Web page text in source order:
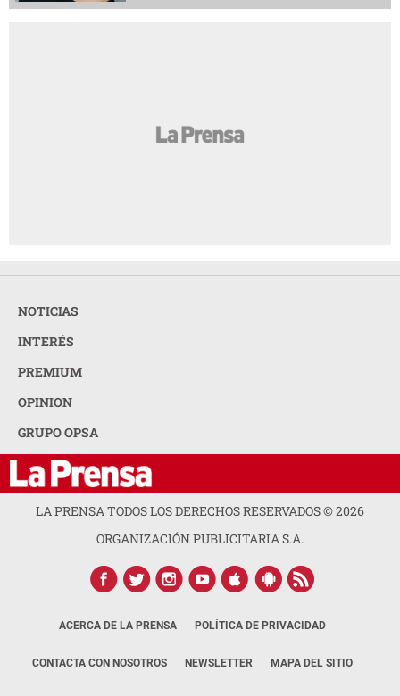
NOTICIAS
INTERÉS
PREMIUM
OPINION
GRUPO OPSA
LA PRENSA TODOS LOS DERECHOS RESERVADOS ©2026
ORGANIZACIÓN PUBLICITARIA S.A.
ACERCA DE LA PRENSA POLÍTICA DE PRIVACIDAD
CONTACTA CON NOSOTROS NEWSLETTER MAPA DEL SITIO